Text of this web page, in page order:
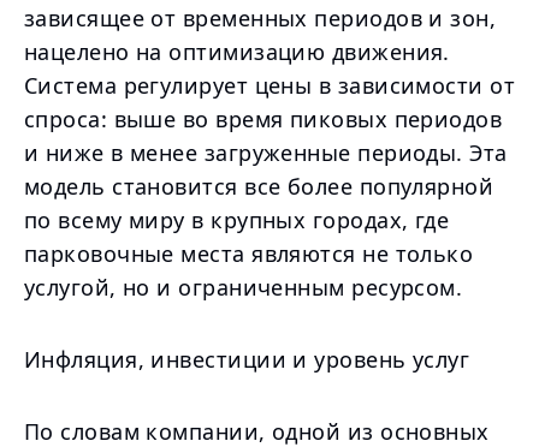
зависящее от временных периодов и зон,
нацелено на оптимизацию движения.
Система регулирует цены в зависимости от
спроса: выше во время пиковых периодов
и ниже в менее загруженные периоды. Эта
модель становится все более популярной
по всему миру в крупных городах, где
парковочные места являются не только
услугой, но и ограниченным ресурсом.
Инфляция, инвестиции и уровень услуг
По словам компании, одной из основных